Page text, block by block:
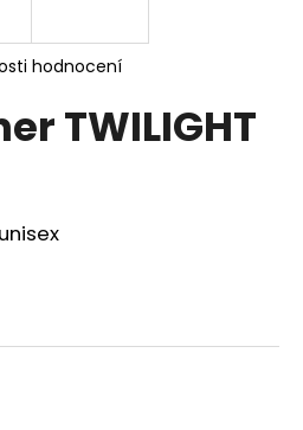
hodnocení
TWILIGHT